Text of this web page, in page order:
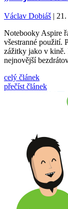
Václav Dobiáš |
Notebooky Aspire
všestranné použití.
zážitky jako v kině.
nejnovější
celý článek
přečíst článek